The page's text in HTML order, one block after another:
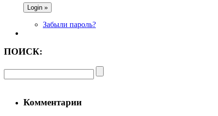
Забыли пароль?
ПОИСК:
Комментарии